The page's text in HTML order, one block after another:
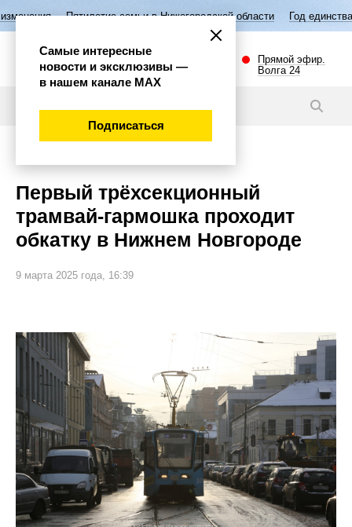
семьи в Нижегородской области Год единства народов России
Прямой эфир.
Волга 24
Первый трёхсекционный
трамвай-гармошка проходит
обкатку в Нижнем Новгороде
9 марта 2025 года, 16:39
Самые интересные
новости и эксклюзивы —
в нашем канале МАХ
Подписаться